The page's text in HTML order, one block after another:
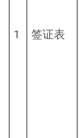
1 签证表